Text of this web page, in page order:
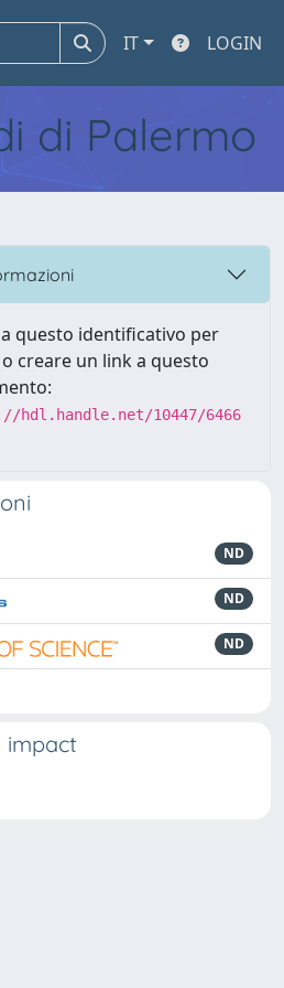
IT LOGIN
di Palermo
questo identificativo per
creare un link a questo
hdl.handle.net/10447/6466
ND
ND
ND
impact